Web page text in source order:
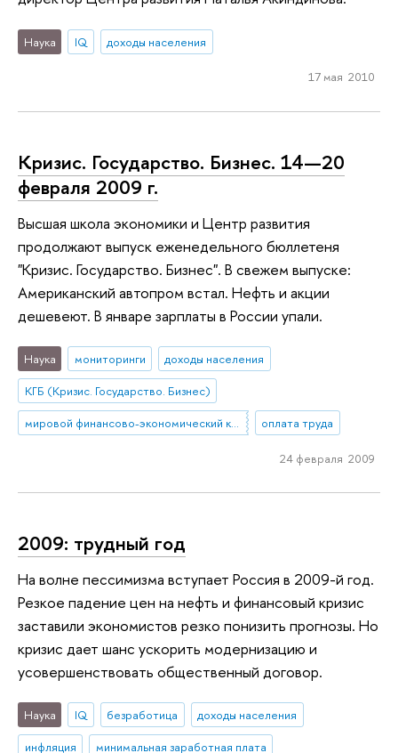
Наука IQ доходы населения
17 мая 2010
Кризис. Государство. Бизнес. 14—20
февраля 2009 г.
Высшая школа экономики и Центр развития
продолжают выпуск еженедельного бюллетеня
"Кризис. Государство. Бизнес". В свежем выпуске:
Американский автопром встал. Нефть и акции
дешевеют. В январе зарплаты в России упали.
Наука мониторинги
доходы населения
КГБ (Кризис. Государство. Бизнес)
мировой финансово-экономический кризис
оплата труда
24 февраля 2009
2009: трудный год
На волне пессимизма вступает Россия в 2009-й год.
Резкое падение цен на нефть и финансовый кризис
заставили экономистов резко понизить прогнозы. Но
кризис дает шанс ускорить модернизацию и
усовершенствовать общественный договор.
Наука IQ безработица
доходы населения
инфляция
минимальная заработная плата